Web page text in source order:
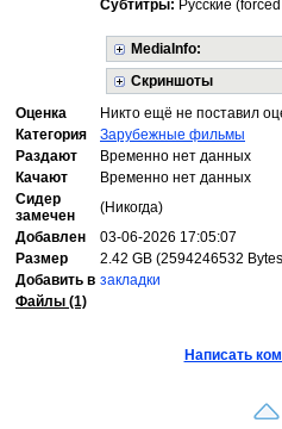
Субтитры: Русские
MediaInfo:
Скриншоты
Оценка
Никто ещё не поставил
Категория
Зарубежные фильмы
Раздают
Временно нет данных
Качают
Временно нет данных
Сидер
замечен
(Никогда)
Добавлен
03-06-2026 17:05:07
Размер
2.42 GB (2594246532
Добавить в закладки
Файлы (1)
Написать